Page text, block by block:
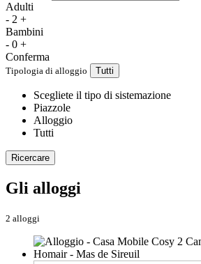
Adulti
- 2 +
Bambini
- 0 +
Conferma
Tipologia di alloggio Tutti
Scegliete il tipo di sistemazione
Piazzole
Alloggio
Tutti
Ricercare
Gli alloggi
2 alloggi